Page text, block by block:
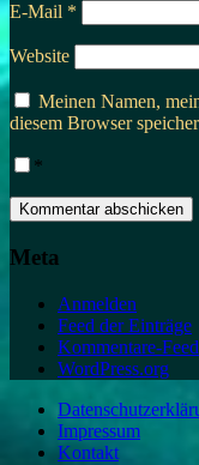
E-Mail *
Website
Meinen Namen,
diesem Browser
*
Meta
Anmelden
Feed der Einträge
Kommentare-Feed
WordPress.org
Impressum
Kontakt